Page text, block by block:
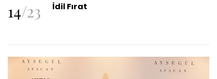
14/23 İdil Fırat